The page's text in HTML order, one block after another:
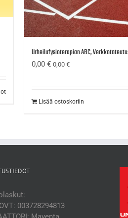
Urheilufysioterapian ABC,
0,00€ 0,00€
Lisää ostoskoriin
003728294813